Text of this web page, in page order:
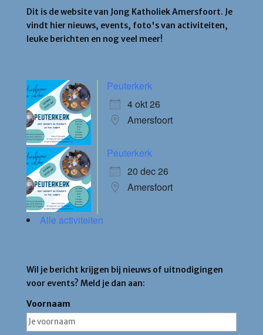
Dit is de website van Jong Katholiek Amersfoort. Je
vindt hier nieuws, events, foto's van activiteiten,
leuke berichten en nog veel meer!
Peuterkerk
4 okt 26
Amersfoort
Peuterkerk
20 dec 26
Amersfoort
Alle activiteiten
Wil je bericht krijgen bij nieuws of uitnodigingen
voor events? Meld je dan aan:
Voornaam